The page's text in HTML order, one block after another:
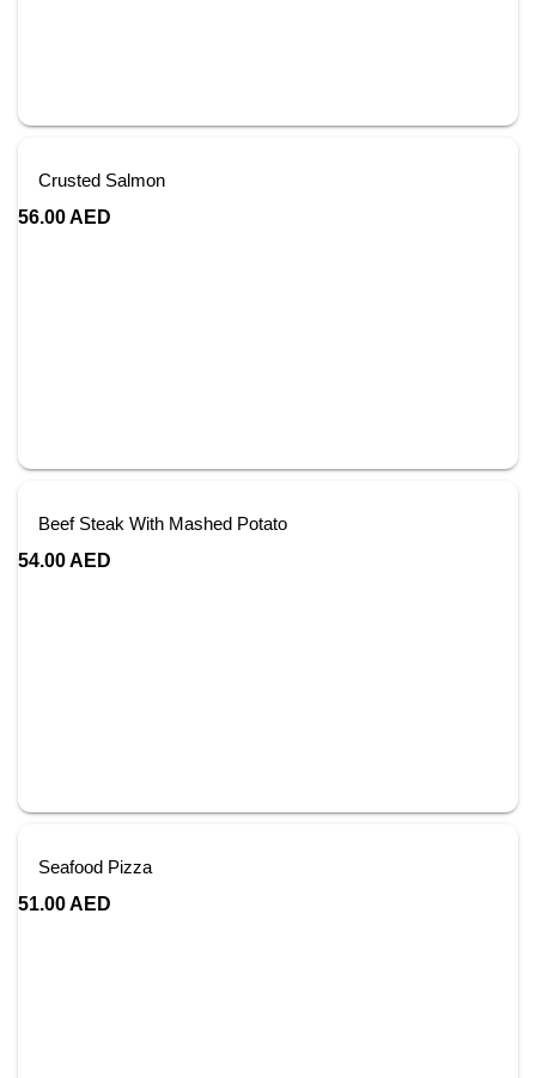
Crusted Salmon
56.00AED
Beef Steak With Mashed Potato
54.00AED
Seafood Pizza
51.00AED